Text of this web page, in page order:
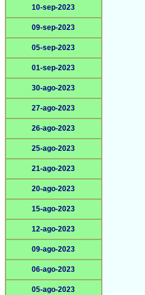
10-sep-2023
09-sep-2023
05-sep-2023
01-sep-2023
30-ago-2023
27-ago-2023
26-ago-2023
25-ago-2023
21-ago-2023
20-ago-2023
15-ago-2023
12-ago-2023
09-ago-2023
06-ago-2023
05-ago-2023